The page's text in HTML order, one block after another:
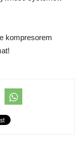
kompresorem